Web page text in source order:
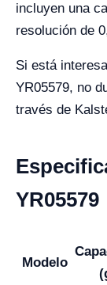
incluyen una
resolución de
Si está
YR05579, no
través de
YR05579
Modelo